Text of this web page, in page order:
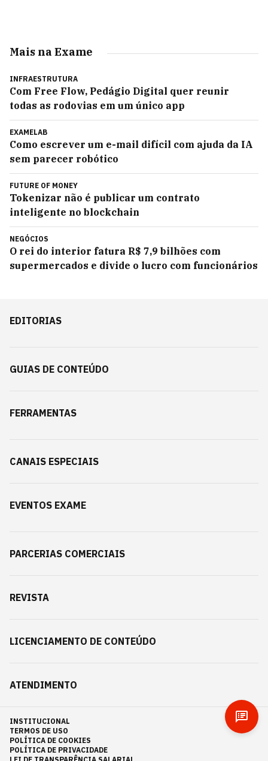
Mais na Exame
INFRAESTRUTURA
Com Free Flow, Pedágio Digital quer reunir
todas as rodovias em um único app
EXAMELAB
Como escrever um e-mail difícil com ajuda da IA
sem parecer robótico
FUTURE OF MONEY
Tokenizar não é publicar um contrato
inteligente no blockchain
NEGÓCIOS
O rei do interior fatura R$ 7,9 bilhões com
supermercados e divide o lucro com funcionários
EDITORIAS
GUIAS DE CONTEÚDO
FERRAMENTAS
CANAIS ESPECIAIS
EVENTOS EXAME
PARCERIAS COMERCIAIS
REVISTA
LICENCIAMENTO DE CONTEÚDO
ATENDIMENTO
INSTITUCIONAL
TERMOS DE USO
POLÍTICA DE COOKIES
POLÍTICA DE PRIVACIDADE